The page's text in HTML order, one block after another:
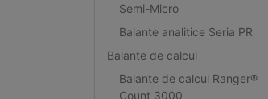
Semi-Micro
Balante analitice Seria PR
Balante de calcul
Balante de calcul Ranger®
Count 3000